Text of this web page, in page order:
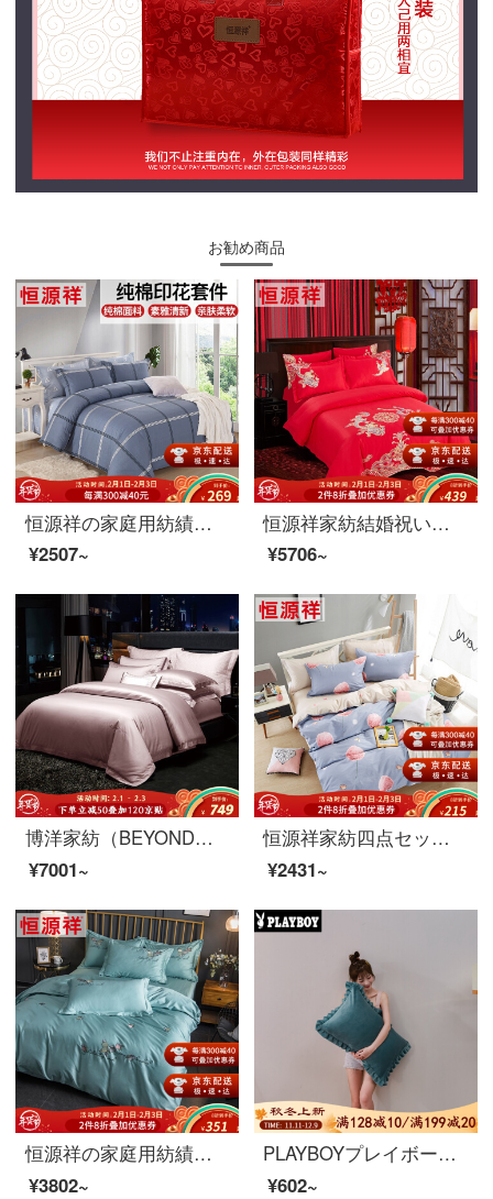
お勧め商品
恒源祥の家庭用紡績ベッドの上で4つのセットの純綿の斜紋ins風1.5 Mベッドの全綿セット1.8 Mシーツ人用シーツカバー4つのセットのビロンスタイル1.8/2.0メートルベッドの通用モデルは220*240布団に適しています。
¥2507~
恒源祥家紡結婚祝いの全綿四点セットの刺繍ベッド用品セット純綿結婚祝いの寝具竜吟鳳舞1.8メートル/2.0メートルのベッド龍吟鳳舞1.8/2.0メートルのベッド/布団カバー220*240 cm
¥5706~
博洋家紡（BEYOND）100本の綿の4点セットの綿100本の純綿の欧風豪華なシンプルな刺繍の綿のセットです。
¥7001~
恒源祥家紡四点セット純綿柔軟プリントセット全綿斜紋シーツ布団カバーベッドの上の四点セットの蝶恋花1.5メートルベッド/布団カバー200*230 cm
¥2431~
恒源祥の家庭用紡績ベッドの上に純綿60 sの綿の綿模様の全綿布団セット1.5/1.8メートルのダブルベッドセットのカラフルな果実(ティップブルー)1.8メートルのベッド/布団カバー220*240 cm
¥3802~
PLAYBOYプレイボーイ冬枕カバー少女心可愛いinsプリンセス風枕カバーワンマンサンゴレースのセットベントレーブルー48 cmX 74 cm/ペア
¥602~